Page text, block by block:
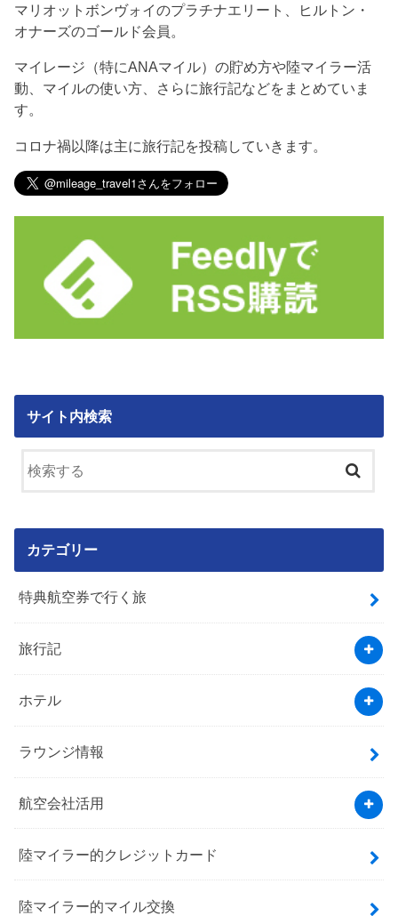
マリオットボンヴォイのプラチナエリート、ヒルトン・
オナーズのゴールド会員。
マイレージ（特にANAマイル）の貯め方や陸マイラー活
動、マイルの使い方、さらに旅行記などをまとめていま
す。
コロナ禍以降は主に旅行記を投稿していきます。
サイト内検索
カテゴリー
特典航空券で行く旅
旅行記
ホテル
ラウンジ情報
航空会社活用
陸マイラー的クレジットカード
陸マイラー的マイル交換